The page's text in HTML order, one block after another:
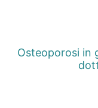
Osteoporosi in